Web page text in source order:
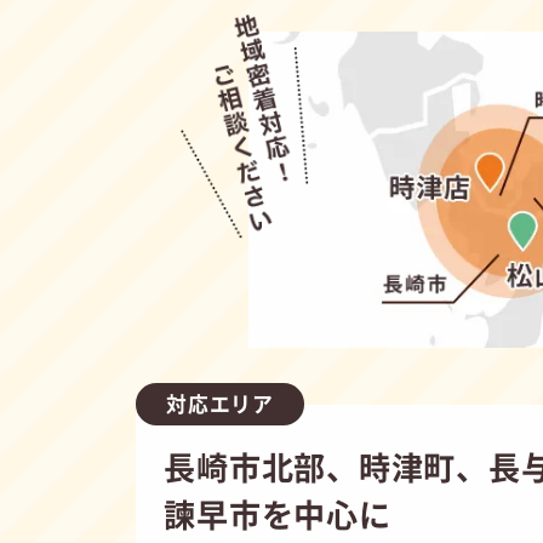
対応エリア
長崎市北部、時津町、長
諫早市を中心に